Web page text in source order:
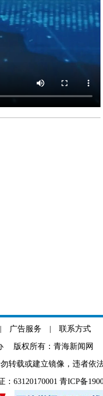
广告服务 | 联系方式
版权所有：青海新闻网
转载或建立镜像，违者依
63120170001 青ICP备